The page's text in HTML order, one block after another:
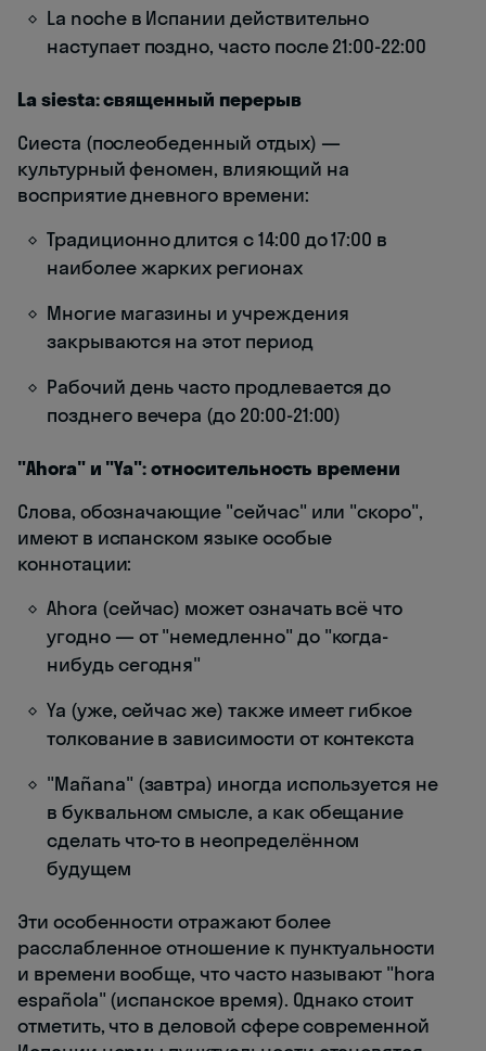
La noche в Испании действительно
наступает поздно, часто после 21:00-22:00
La siesta: священный перерыв
Сиеста (послеобеденный отдых) —
культурный феномен, влияющий на
восприятие дневного времени:
Традиционно длится с 14:00 до 17:00 в
наиболее жарких регионах
Многие магазины и учреждения
закрываются на этот период
Рабочий день часто продлевается до
позднего вечера (до 20:00-21:00)
"Ahora" и "Ya": относительность времени
Слова, обозначающие "сейчас" или "скоро",
имеют в испанском языке особые
коннотации:
Ahora (сейчас) может означать всё что
угодно — от "немедленно" до "когда-
нибудь сегодня"
Ya (уже, сейчас же) также имеет гибкое
толкование в зависимости от контекста
"Mañana" (завтра) иногда используется не
в буквальном смысле, а как обещание
сделать что-то в неопределённом
будущем
Эти особенности отражают более
расслабленное отношение к пунктуальности
и времени вообще, что часто называют "hora
española" (испанское время). Однако стоит
отметить, что в деловой сфере современной